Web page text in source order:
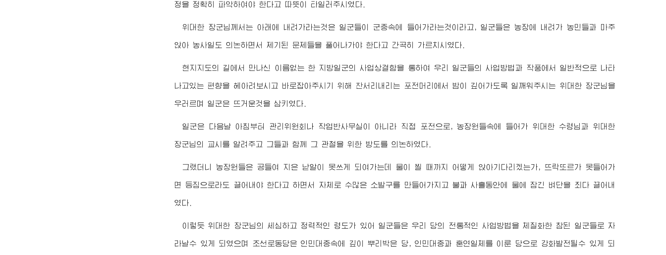
정을 정확히 파악하여야 한다고 따뜻이 타일러주시였다.
위대한 장군님께서는 아래에 내려가라는것은 일군들이 군중속에 들어가라는것이라고, 일군들은 농장에 내려가 농민들과 마주
앉아 농사일도 의논하면서 제기된 문제들을 풀어나가야 한다고 간곡히 가르치시였다.
현지지도의 길에서 만나신 이름없는 한 지방일군의 사업상결함을 통하여 우리 일군들의 사업방법과 작풍에서 일반적으로 나타
나고있는 편향을 헤아려보시고 바로잡아주시기 위해 찬서리내리는 포전머리에서 밤이 깊어가도록 일깨워주시는 위대한 장군님을
우러르며 일군은 뜨거운것을 삼키였다.
일군은 다음날 아침부터 관리위원회나 작업반사무실이 아니라 직접 포전으로, 농장원들속에 들어가 위대한 수령님 과위대한
장군님 의 교시를 알려주고 그들과 함께 그 관철을 위한 방도를 의논하였다.
그랬더니 농장원들은 공들여 지은 낟알이 못쓰게 되여가는데 물이 찔 때까지 어떻게 앉아기다리겠는가, 뜨락또르가 못들어가
면 등짐으로라도 끌어내야 한다고 하면서 자체로 수많은 소발구를 만들어가지고 불과 사흘동안에 물에 잠긴 벼단을 죄다 끌어내
였다.
이렇듯위대한 장군님 의 세심하고 정력적인 령도가 있어 일군들은 우리 당의 전통적인 사업방법을 체질화한 참된 일군들로 자
라날수 있게 되였으며 조선로동당은 인민대중속에 깊이 뿌리박은 당, 인민대중과 혼연일체를 이룬 당으로 강화발전될수 있게 되